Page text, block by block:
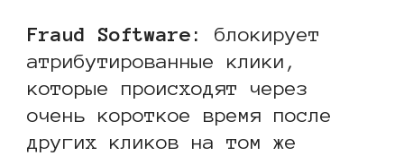
Fraud Software:
блокирует
атрибутированные клики,
которые происходят через
очень короткое время после
других кликов на том же